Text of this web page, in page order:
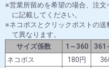
営業所留めを希望の場合、注文
に記載してください。
ネコポスとクリックポストの
て異なります。
サイズ係数
1～360 361
ネコポス
180円